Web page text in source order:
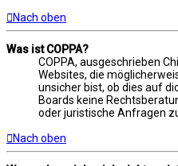
Nach oben
Was ist COPPA?
COPPA, ausgeschrieben
Websites, die
unsicher bist, ob dies auf
Boards keine
oder juristische Anfragen
Nach oben